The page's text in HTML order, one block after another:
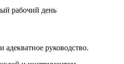
рабочий день
руководство.